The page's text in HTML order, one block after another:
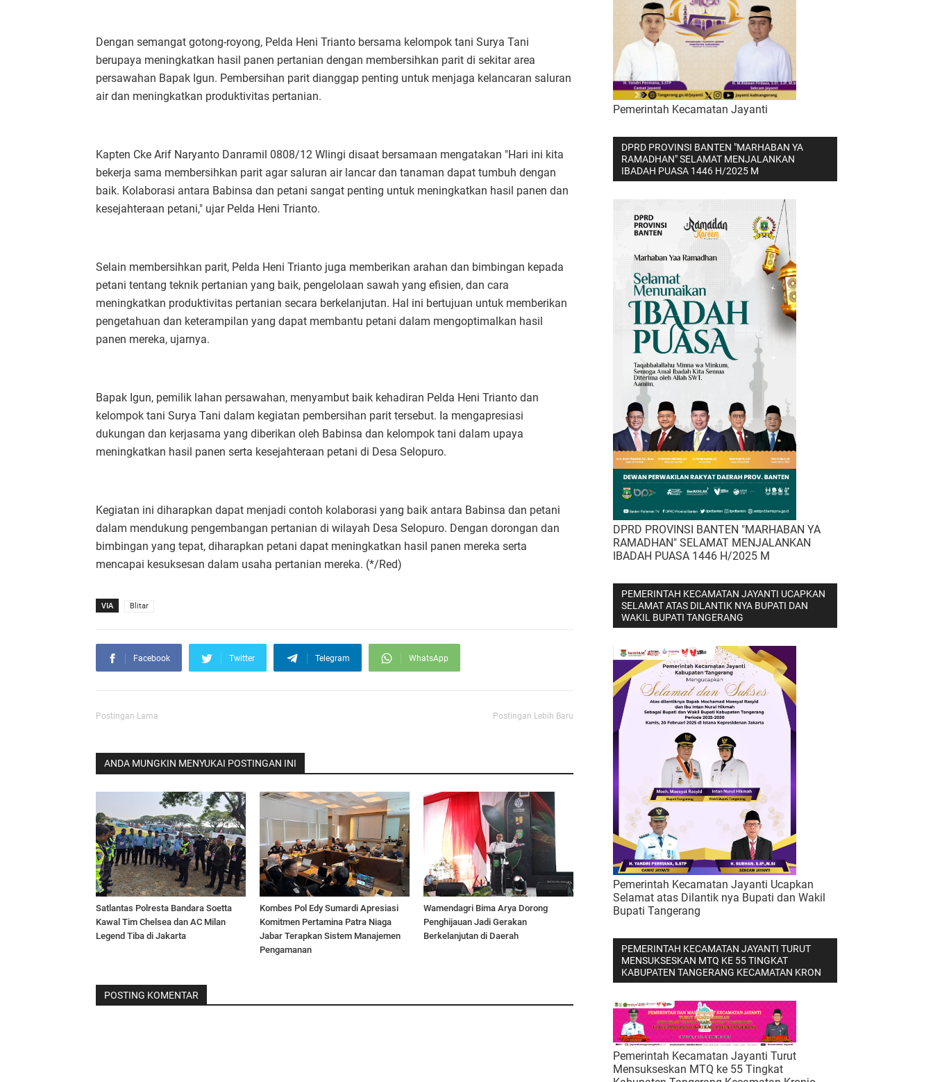
Dengan semangat gotong-royong, Pelda Heni Trianto bersama kelompok tani Surya Tani
berupaya meningkatkan hasil panen pertanian dengan membersihkan parit di sekitar area
persawahan Bapak Igun. Pembersihan parit dianggap penting untuk menjaga kelancaran saluran
air dan meningkatkan produktivitas pertanian.
Kapten Cke Arif Naryanto Danramil 0808/12 Wlingi disaat bersamaan mengatakan "Hari ini kita
bekerja sama membersihkan parit agar saluran air lancar dan tanaman dapat tumbuh dengan
baik. Kolaborasi antara Babinsa dan petani sangat penting untuk meningkatkan hasil panen dan
kesejahteraan petani," ujar Pelda Heni Trianto.
Selain membersihkan parit, Pelda Heni Trianto juga memberikan arahan dan bimbingan kepada
petani tentang teknik pertanian yang baik, pengelolaan sawah yang efisien, dan cara
meningkatkan produktivitas pertanian secara berkelanjutan. Hal ini bertujuan untuk memberikan
pengetahuan dan keterampilan yang dapat membantu petani dalam mengoptimalkan hasil
panen mereka, ujarnya.
Bapak Igun, pemilik lahan persawahan, menyambut baik kehadiran Pelda Heni Trianto dan
kelompok tani Surya Tani dalam kegiatan pembersihan parit tersebut. Ia mengapresiasi
dukungan dan kerjasama yang diberikan oleh Babinsa dan kelompok tani dalam upaya
meningkatkan hasil panen serta kesejahteraan petani di Desa Selopuro.
Kegiatan ini diharapkan dapat menjadi contoh kolaborasi yang baik antara Babinsa dan petani
dalam mendukung pengembangan pertanian di wilayah Desa Selopuro. Dengan dorongan dan
bimbingan yang tepat, diharapkan petani dapat meningkatkan hasil panen mereka serta
mencapai kesuksesan dalam usaha pertanian mereka. (*/Red)
VIA Blitar
Facebook Twitter Telegram WhatsApp
Postingan Lama Postingan Lebih Baru
ANDA MUNGKIN MENYUKAI POSTINGAN INI
Satlantas Polresta Bandara Soetta
Kawal Tim Chelsea dan AC Milan
Legend Tiba di Jakarta
Kombes Pol Edy Sumardi Apresiasi
Komitmen Pertamina Patra Niaga
Jabar Terapkan Sistem Manajemen
Pengamanan
Wamendagri Bima Arya Dorong
Penghijauan Jadi Gerakan
Berkelanjutan di Daerah
POSTING KOMENTAR
Pemerintah Kecamatan Jayanti
DPRD PROVINSI BANTEN "MARHABAN YA
RAMADHAN" SELAMAT MENJALANKAN
IBADAH PUASA 1446 H/2025 M
DPRD PROVINSI BANTEN "MARHABAN YA
RAMADHAN" SELAMAT MENJALANKAN
IBADAH PUASA 1446 H/2025 M
PEMERINTAH KECAMATAN JAYANTI UCAPKAN
SELAMAT ATAS DILANTIK NYA BUPATI DAN
WAKIL BUPATI TANGERANG
Pemerintah Kecamatan Jayanti Ucapkan
Selamat atas Dilantik nya Bupati dan Wakil
Bupati Tangerang
PEMERINTAH KECAMATAN JAYANTI TURUT
MENSUKSESKAN MTQ KE 55 TINGKAT
KABUPATEN TANGERANG KECAMATAN KRON
Pemerintah Kecamatan Jayanti Turut
Mensukseskan MTQ ke 55 Tingkat